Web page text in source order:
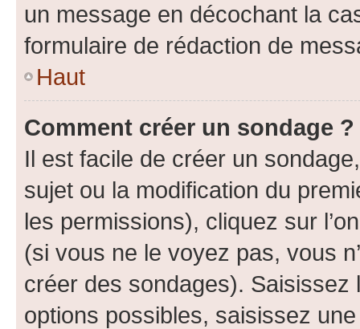
un message en décochant la
formulaire de rédaction de
Haut
Comment créer un sondage ?
Il est facile de créer un
sujet ou la modification du
les permissions), cliquez sur
(si vous ne le voyez pas, vous
créer des sondages).
options possibles, saisissez